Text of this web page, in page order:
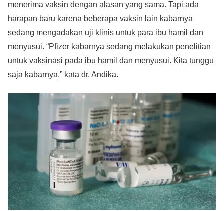
menerima vaksin dengan alasan yang sama. Tapi ada
harapan baru karena beberapa vaksin lain kabarnya
sedang mengadakan uji klinis untuk para ibu hamil dan
menyusui. “Pfizer kabarnya sedang melakukan penelitian
untuk vaksinasi pada ibu hamil dan menyusui. Kita tunggu
saja kabarnya,” kata dr. Andika.